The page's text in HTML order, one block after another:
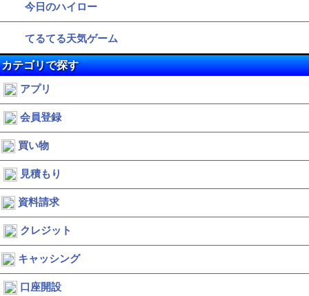
今日のハイロー
てるてる天気ゲーム
カテゴリで探す
アプリ
会員登録
買い物
見積もり
資料請求
クレジット
キャッシング
口座開設